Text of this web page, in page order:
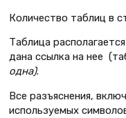
Количество таблиц в
Таблица
дана ссылка на нее
одна).
Все разъяснения,
используемых